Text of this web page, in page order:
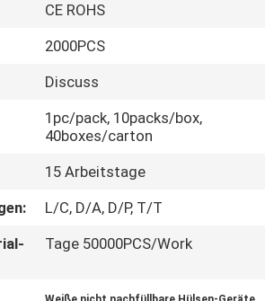
CE ROHS
2000PCS
Discuss
1pc/pack, 10packs/box,
40boxes/carton
15 Arbeitstage
L/C, D/A, D/P, T/T
Tage 50000PCS/Work